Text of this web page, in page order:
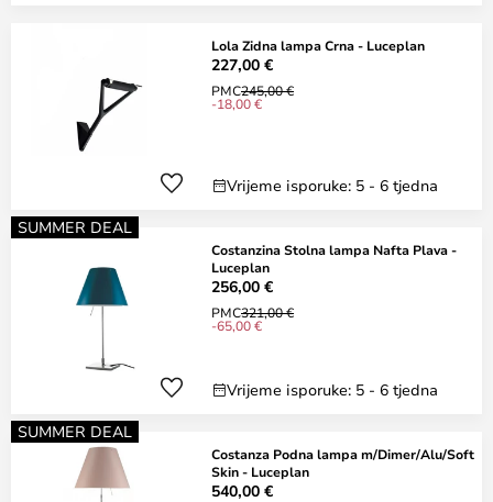
Lola Zidna lampa Crna - Luceplan
227,00 €
PMC245,00 €
-18,00 €
Vrijeme isporuke: 5 - 6 tjedna
SUMMER DEAL
Costanzina Stolna lampa Nafta Plava -
Luceplan
256,00 €
PMC321,00 €
-65,00 €
Vrijeme isporuke: 5 - 6 tjedna
SUMMER DEAL
Costanza Podna lampa m/Dimer/Alu/Soft
Skin - Luceplan
540,00 €